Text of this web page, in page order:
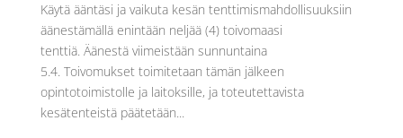
Käytä ääntäsi ja vaikuta kesän tenttimismahdollisuuksiin
äänestämällä enintään neljää (4) toivomaasi
tenttiä. Äänestä viimeistään sunnuntaina
5.4. Toivomukset toimitetaan tämän jälkeen
opintotoimistolle ja laitoksille, ja toteutettavista
kesätenteistä päätetään...